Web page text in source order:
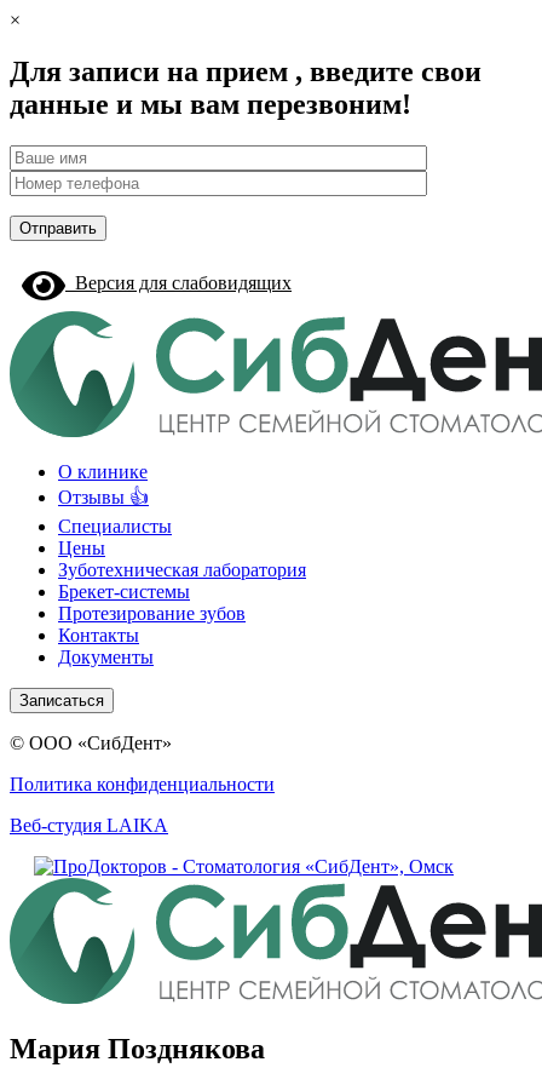
×
Для записи на прием , введите свои
данные и мы вам перезвоним!
Версия для слабовидящих
О клинике
Отзывы 👍
Специалисты
Цены
Зуботехническая лаборатория
Брекет-системы
Протезирование зубов
Контакты
Документы
Записаться
© ООО «СибДент»
Политика конфиденциальности
Веб-студия LAIKA
Мария Позднякова